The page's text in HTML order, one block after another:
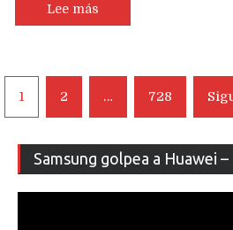
Lee más
Navegación
de
entradas
1 2 … 728
Samsung golpea a Huawei